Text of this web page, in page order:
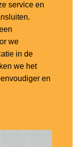
service en
we
in de
we het
en